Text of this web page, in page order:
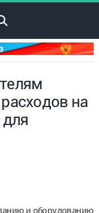
на
и оборудованию